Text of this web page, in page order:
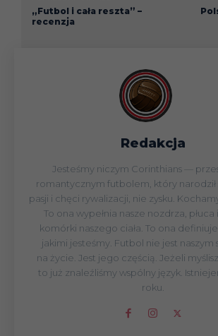
„Futbol i cała reszta” –
recenzja
Redakcja
Jesteśmy niczym Corinthians —
romantycznym futbolem, który narodził
pasji i chęci rywalizacji, nie zysku.
To ona wypełnia nasze nozdrza, płuca
komórki naszego ciała. To ona definiuje
jakimi jesteśmy. Futbol nie jest naszym
na życie. Jest jego częścią. Jeżeli
to już znaleźliśmy wspólny język.
roku.